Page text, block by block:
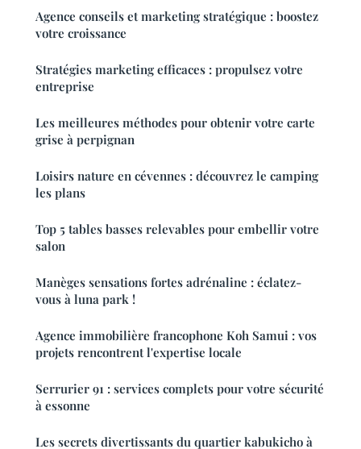
Agence conseils et marketing stratégique : boostez
votre croissance
Stratégies marketing efficaces : propulsez votre
entreprise
Les meilleures méthodes pour obtenir votre carte
grise à perpignan
Loisirs nature en cévennes : découvrez le camping
les plans
Top 5 tables basses relevables pour embellir votre
salon
Manèges sensations fortes adrénaline : éclatez-
vous à luna park !
Agence immobilière francophone Koh Samui : vos
projets rencontrent l'expertise locale
Serrurier 91 : services complets pour votre sécurité
à essonne
Les secrets divertissants du quartier kabukicho à